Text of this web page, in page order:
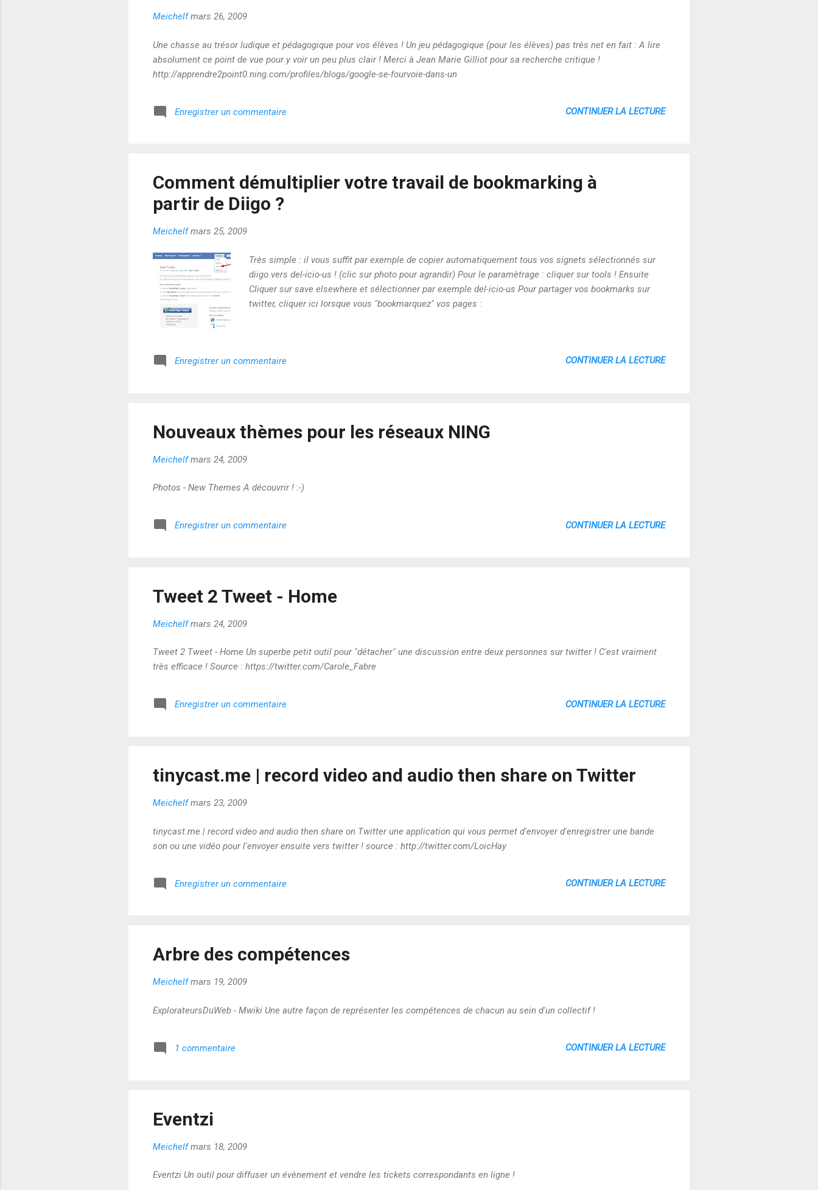
Meichelf mars 26, 2009
Une chasse au trésor ludique et pédagogique pour vos élèves ! Un jeu pédagogique (pour les élèves) pas très net en fait : A lire
absolument ce point de vue pour y voir un peu plus clair ! Merci à Jean Marie Gilliot pour sa recherche critique !
http://apprendre2point0.ning.com/profiles/blogs/google-se-fourvoie-dans-un
Enregistrer un commentaire CONTINUER LA LECTURE
Comment démultiplier votre travail de bookmarking à
partir de Diigo ?
Meichelf mars 25, 2009
Très simple : il vous suffit par exemple de copier automatiquement tous vos signets sélectionnés sur
diigo vers del-icio-us ! (clic sur photo pour agrandir) Pour le paramètrage : cliquer sur tools ! Ensuite
Cliquer sur save elsewhere et sélectionner par exemple del-icio-us Pour partager vos bookmarks sur
twitter, cliquer ici lorsque vous "bookmarquez" vos pages :
Enregistrer un commentaire CONTINUER LA LECTURE
Nouveaux thèmes pour les réseaux NING
Meichelf mars 24, 2009
Photos - New Themes A découvrir ! :-)
Enregistrer un commentaire CONTINUER LA LECTURE
Tweet 2 Tweet - Home
Meichelf mars 24, 2009
Tweet 2 Tweet - Home Un superbe petit outil pour "détacher" une discussion entre deux personnes sur twitter ! C'est vraiment
très efficace ! Source : https://twitter.com/Carole_Fabre
Enregistrer un commentaire CONTINUER LA LECTURE
tinycast.me | record video and audio then share on Twitter
Meichelf mars 23, 2009
tinycast.me | record video and audio then share on Twitter une application qui vous permet d'envoyer d'enregistrer une bande
son ou une vidéo pour l'envoyer ensuite vers twitter ! source : http://twitter.com/LoicHay
Enregistrer un commentaire CONTINUER LA LECTURE
Arbre des compétences
Meichelf mars 19, 2009
ExplorateursDuWeb - Mwiki Une autre façon de représenter les compétences de chacun au sein d'un collectif !
1 commentaire CONTINUER LA LECTURE
Eventzi
Meichelf mars 18, 2009
Eventzi Un outil pour diffuser un évènement et vendre les tickets correspondants en ligne !